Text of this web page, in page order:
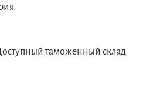
таможенный склад